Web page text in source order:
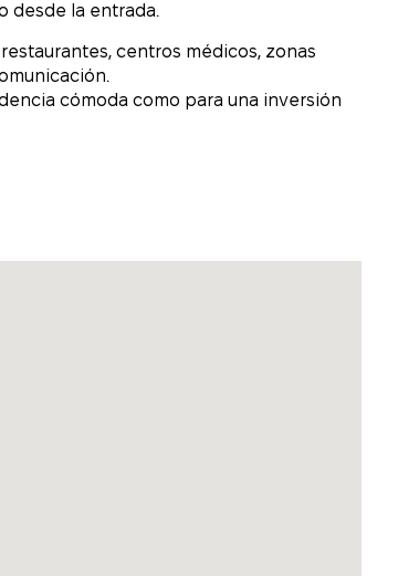
desde la entrada.
centros médicos, zonas
cómoda como para una inversión